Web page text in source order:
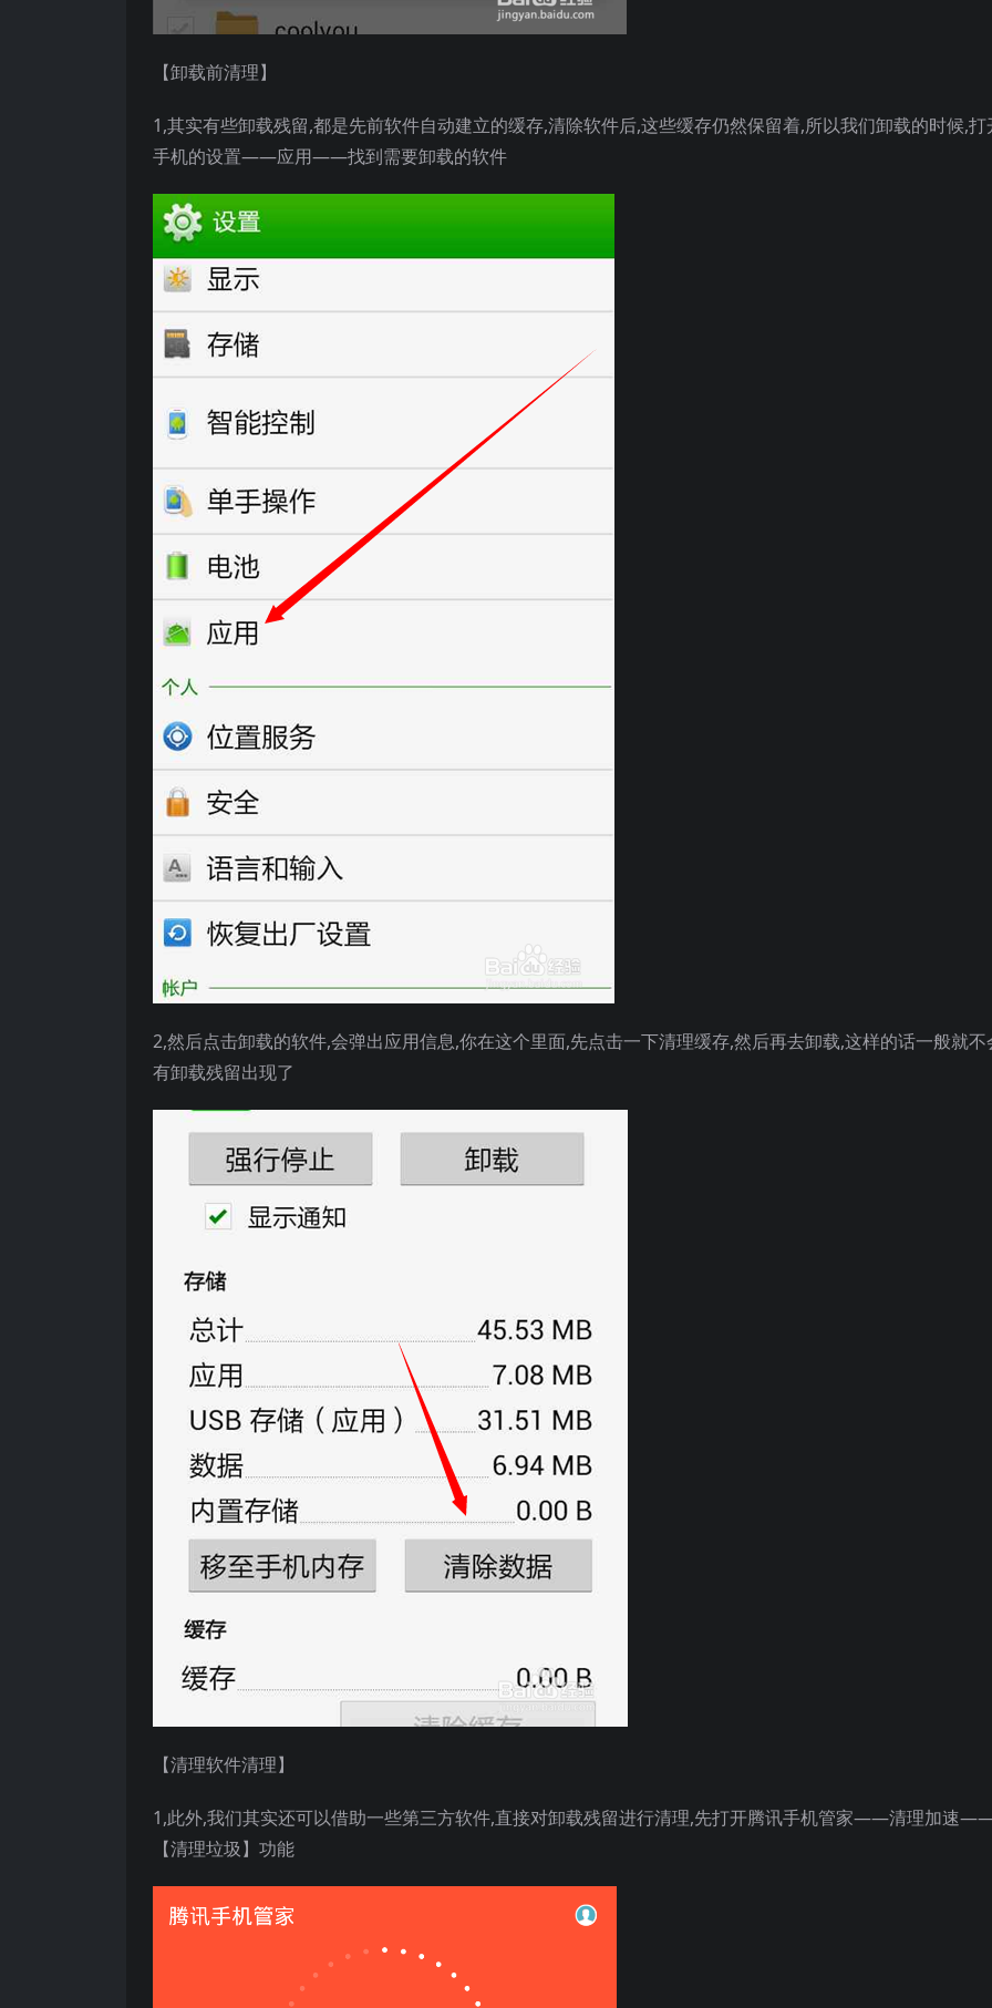
【卸载前清理】
1,其实有些卸载残留,都是先前软件自动建立的缓存,清除软件后,这些缓存仍然保留着,所以我们卸载的时候,打
手机的设置——应用——找到需要卸载的软件
2,然后点击卸载的软件,会弹出应用信息,你在这个里面,先点击一下清理缓存,然后再去卸载,这样的话一般就不
有卸载残留出现了
【清理软件清理】
1,此外,我们其实还可以借助一些第三方软件,直接对卸载残留进行清理,先打开腾讯手机管家——清理加速
【清理垃圾】功能